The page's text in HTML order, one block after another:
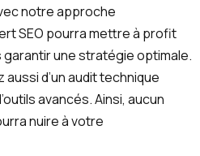
notre approche
SEO pourra mettre à profit
une stratégie optimale.
d’un audit technique
avancés. Ainsi, aucun
nuire à votre